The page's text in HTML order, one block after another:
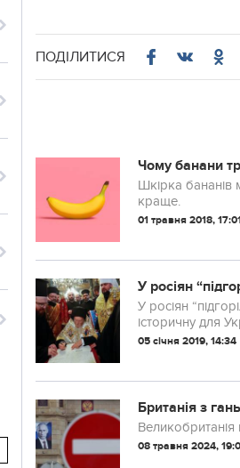
ПОДІЛИТИСЯ
Чому банани
Шкірка бананів
краще.
01 травня 2018,
У росіян
У росіян
історичну для
05 січня 2019, 14:34
Британія з
08 травня 2024,